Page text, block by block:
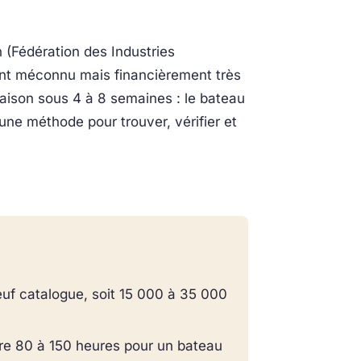
des Industries
méconnu mais financièrement très
sous 4 à 8 semaines : le bateau
méthode pour trouver, vérifier et
catalogue, soit 15 000 à 35 000
80 à 150 heures pour un bateau